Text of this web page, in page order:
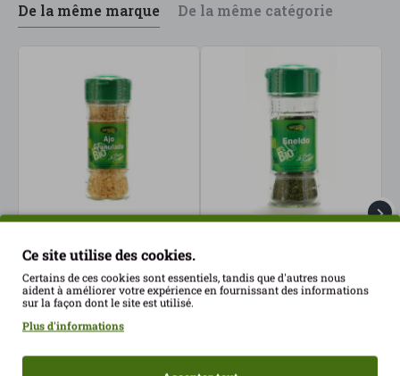
De la même marque De la même catégorie
Ail granulé 50 g Artemis
ECO
2.89€
2.65€
Ce site utilise des cookies.
Certains de ces cookies sont essentiels, tandis que d'autres nous
aident à améliorer votre expérience en fournissant des informations
sur la façon dont le site est utilisé.
Plus d'informations